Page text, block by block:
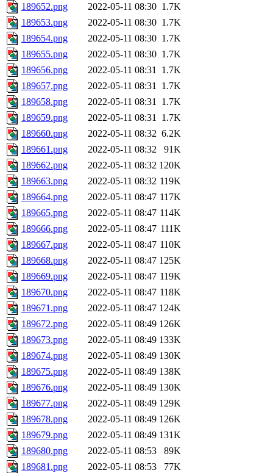
189652.png
2022-05-11 08:30 1.7K
189653.png
2022-05-11 08:30 1.7K
189654.png
2022-05-11 08:30 1.7K
189655.png
2022-05-11 08:30 1.7K
189656.png
2022-05-11 08:31 1.7K
189657.png
2022-05-11 08:31 1.7K
189658.png
2022-05-11 08:31 1.7K
189659.png
2022-05-11 08:31 1.7K
189660.png
2022-05-11 08:32 6.2K
189661.png
2022-05-11 08:32
91K
189662.png
2022-05-11 08:32 120K
189663.png
2022-05-11 08:32 119K
189664.png
2022-05-11 08:47 117K
189665.png
2022-05-11 08:47 114K
189666.png
2022-05-11 08:47 111K
189667.png
2022-05-11 08:47 110K
189668.png
2022-05-11 08:47 125K
189669.png
2022-05-11 08:47 119K
189670.png
2022-05-11 08:47 118K
189671.png
2022-05-11 08:47 124K
189672.png
2022-05-11 08:49 126K
189673.png
2022-05-11 08:49 133K
189674.png
2022-05-11 08:49 130K
189675.png
2022-05-11 08:49 138K
189676.png
2022-05-11 08:49 130K
189677.png
2022-05-11 08:49 129K
189678.png
2022-05-11 08:49 126K
189679.png
2022-05-11 08:49 131K
189680.png
2022-05-11 08:53
89K
189681.png
2022-05-11 08:53
77K